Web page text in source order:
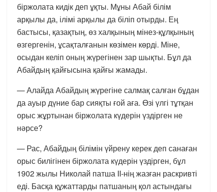
біржолата кидік деп ұқты. Мұны Абай білім
арқылы да, ілімі арқылы да біліп отырды. Ең
бастысы, қазақтың, өз халқының мінез-құлқының
өзгергенін, ұсақталғанын көзімен көрді. Міне,
осыдан келіп оның жүрегінен зар шықты. Бұл да
Абайдың қайғысына қайғы жамады.
— Алайда Абайдың жүрегіне салмақ салған бұдан
да ауыр дүние бар сияқты ғой аға. Өзі үлгі тұтқан
орыс жұртынан біржолата күдерін үздірген не
нәрсе?
— Рас, Абайдың білімін үйрену керек деп санаған
орыс билігінен біржолата күдерін үздірген, бұл
1902 жылы Николай патша II-нің жазған раскривті
еді. Басқа құжаттарды патшаның қол астындағы